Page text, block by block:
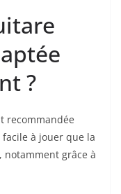
?
recommandée
à jouer que la
⁤grâce ⁤à